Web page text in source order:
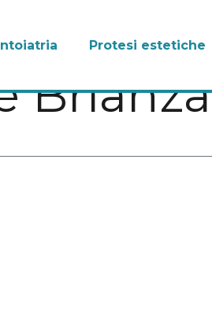
Protesi estetiche
Brianza